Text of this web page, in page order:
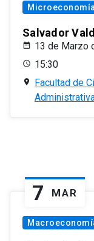
Salvador
13 de Marzo
15:30
Facultad de
7 MAR